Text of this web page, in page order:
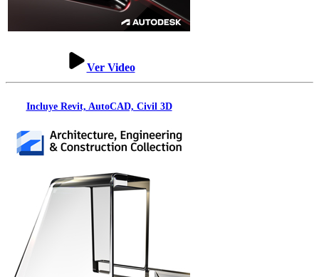
Ver Video
Incluye Revit, AutoCAD, Civil 3D